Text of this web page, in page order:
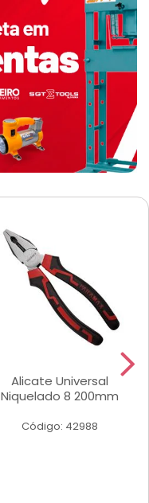
Alicate Universal
Niquelado 8 200mm
Código: 42988